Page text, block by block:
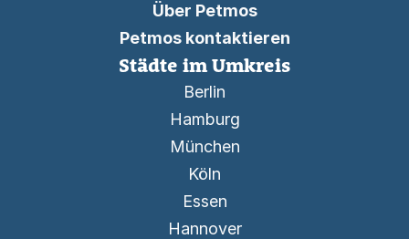
Über Petmos
Petmos kontaktieren
Städte im Umkreis
Berlin
Hamburg
München
Köln
Essen
Hannover